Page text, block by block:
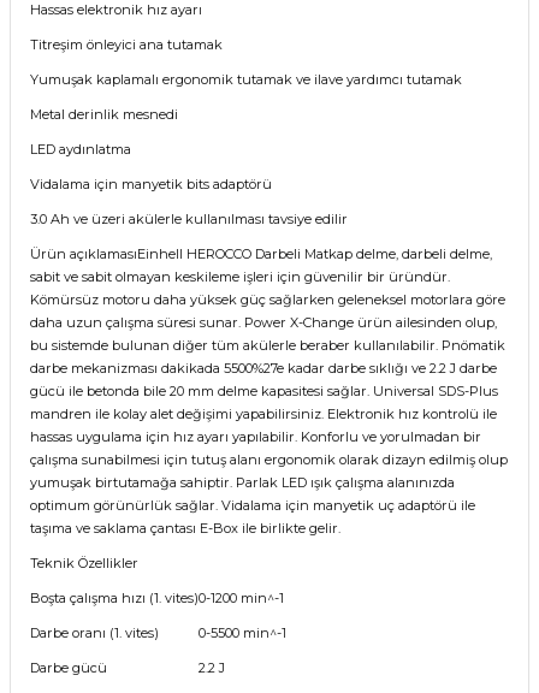
Hassas elektronik hız ayarı
Titreşim önleyici ana tutamak
Yumuşak kaplamalı ergonomik tutamak ve ilave yardımcı tutamak
Metal derinlik mesnedi
LED aydınlatma
Vidalama için manyetik bits adaptörü
3.0 Ah ve üzeri akülerle kullanılması tavsiye edilir
Ürün açıklamasıEinhell HEROCCO Darbeli Matkap delme, darbeli delme,
sabit ve sabit olmayan keskileme işleri için güvenilir bir üründür.
Kömürsüz motoru daha yüksek güç sağlarken geleneksel motorlara göre
daha uzun çalışma süresi sunar. Power X-Change ürün ailesinden olup,
bu sistemde bulunan diğer tüm akülerle beraber kullanılabilir. Pnömatik
darbe mekanizması dakikada 5500%27e kadar darbe sıklığı ve 2.2 J darbe
gücü ile betonda bile 20 mm delme kapasitesi sağlar. Universal SDS-Plus
mandren ile kolay alet değişimi yapabilirsiniz. Elektronik hız kontrolü ile
hassas uygulama için hız ayarı yapılabilir. Konforlu ve yorulmadan bir
çalışma sunabilmesi için tutuş alanı ergonomik olarak dizayn edilmiş olup
yumuşak birtutamağa sahiptir. Parlak LED ışık çalışma alanınızda
optimum görünürlük sağlar. Vidalama için manyetik uç adaptörü ile
taşıma ve saklama çantası E-Box ile birlikte gelir.
Teknik Özellikler
Boşta çalışma hızı (1. vites)0-1200 min^-1
Darbe oranı (1. vites) 0-5500 min^-1
Darbe gücü 2.2 J